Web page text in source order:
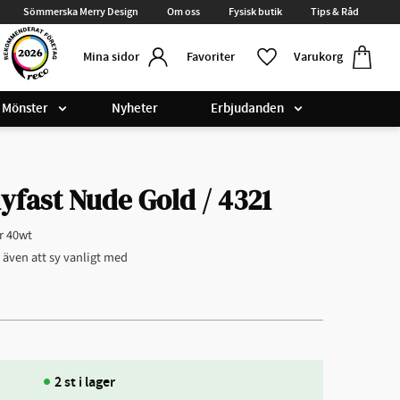
Sömmerska Merry Design Om oss Fysisk butik Tips & Råd
Mina sidor Favoriter Varukorg
Favoriter
Mönster Nyheter Erbjudanden
Nude Gold / 4321
40wt
att sy vanligt med
2 st i lager